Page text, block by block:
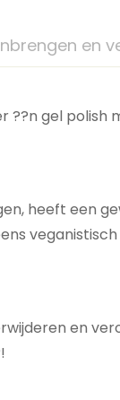
en
??n gel
heeft een
en